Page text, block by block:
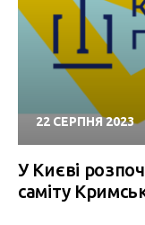
22 СЕРПНЯ 2023
У Києві
саміту